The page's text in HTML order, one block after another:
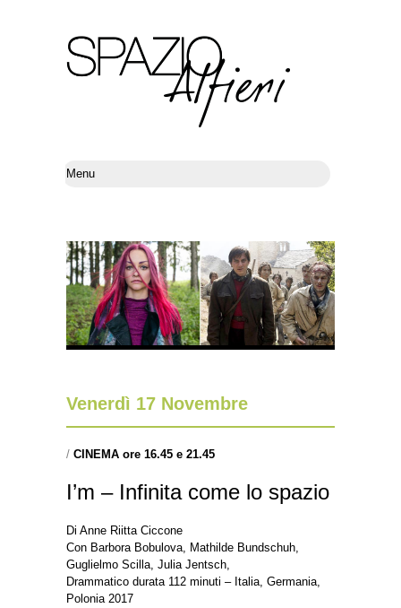
Venerdì 17 Novembre
/ CINEMA ore 16.45 e 21.45
I’m – Infinita come lo spazio
Di Anne Riitta Ciccone
Con Barbora Bobulova, Mathilde Bundschuh,
Guglielmo Scilla, Julia Jentsch,
Drammatico durata 112 minuti – Italia, Germania,
Polonia 2017